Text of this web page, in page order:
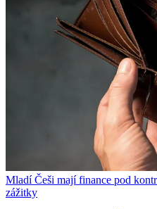
Mladí Češi mají finance pod
zážitky